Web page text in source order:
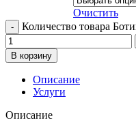
Очистить
Количество товара
В корзину
Описание
Услуги
Описание